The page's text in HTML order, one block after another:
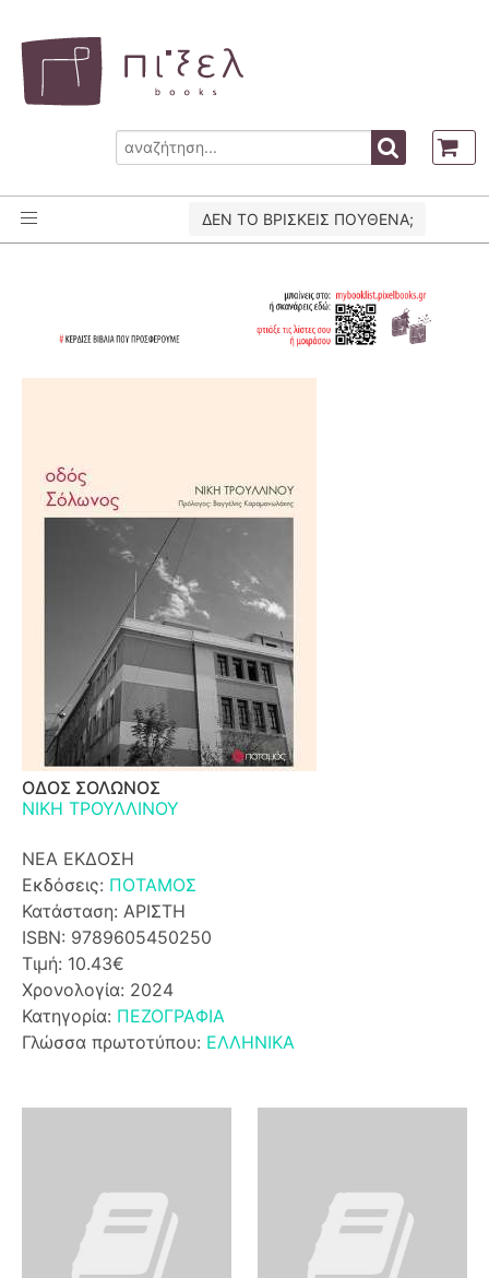
ΔΕΝ ΤΟ ΒΡΙΣΚΕΙΣ ΠΟΥΘΕΝΑ;
ΟΔΟΣ ΣΟΛΩΝΟΣ
ΝΙΚΗ ΤΡΟΥΛΛΙΝΟΥ
ΝΕΑ ΕΚΔΟΣΗ
Εκδόσεις: ΠΟΤΑΜΟΣ
Κατάσταση: ΑΡΙΣΤΗ
ISBN: 9789605450250
Τιμή: 10.43€
Χρονολογία: 2024
Κατηγορία: ΠΕΖΟΓΡΑΦΙΑ
Γλώσσα πρωτοτύπου: ΕΛΛΗΝΙΚΑ